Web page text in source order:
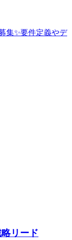
集✨要件定義やデ
リード